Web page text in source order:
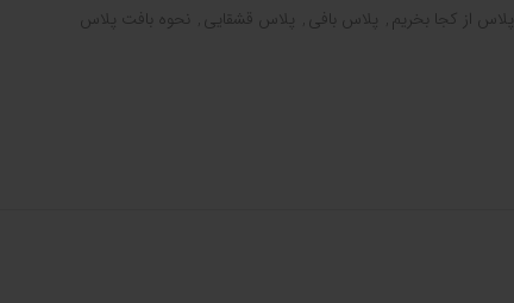
پلاس از کجا بخریم پلاس بافی پلاس قشقایی نحوه بافت پلاس